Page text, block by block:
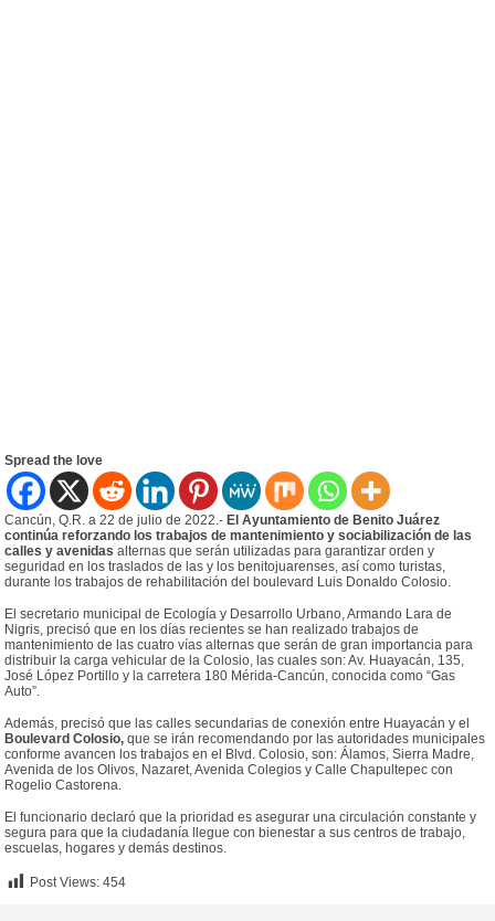
Spread the love
Cancún, Q.R. a 22 de julio de 2022.-El Ayuntamiento de Benito Juárez
continúa reforzando los trabajos de mantenimiento y sociabilización de las
calles y avenidasalternas que serán utilizadas para garantizar orden y
seguridad en los traslados de las y los benitojuarenses, así como turistas,
durante los trabajos de rehabilitación del boulevard Luis Donaldo Colosio.
El secretario municipal de Ecología y Desarrollo Urbano, Armando Lara de
Nigris, precisó que en los días recientes se han realizado trabajos de
mantenimiento de las cuatro vías alternas que serán de gran importancia para
distribuir la carga vehicular de la Colosio, las cuales son: Av. Huayacán, 135,
José López Portillo y la carretera 180 Mérida-Cancún, conocida como “Gas
Auto”.
Además, precisó que las calles secundarias de conexión entre Huayacán y el
Boulevard Colosio, que se irán recomendando por las autoridades municipales
conforme avancen los trabajos en el Blvd. Colosio, son: Álamos, Sierra Madre,
Avenida de los Olivos, Nazaret, Avenida Colegios y Calle Chapultepec con
Rogelio Castorena.
El funcionario declaró que la prioridad es asegurar una circulación constante y
segura para que la ciudadanía llegue con bienestar a sus centros de trabajo,
escuelas, hogares y demás destinos.
Post Views: 454